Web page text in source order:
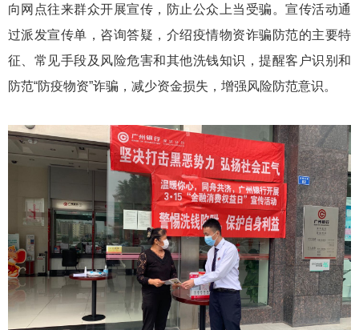
向网点往来群众开展宣传，防止公众上当受骗。宣传活动通
过派发宣传单，咨询答疑，介绍疫情物资诈骗防范的主要特
征、常见手段及风险危害和其他洗钱知识，提醒客户识别和
防范“防疫物资”诈骗，减少资金损失，增强风险防范意识。